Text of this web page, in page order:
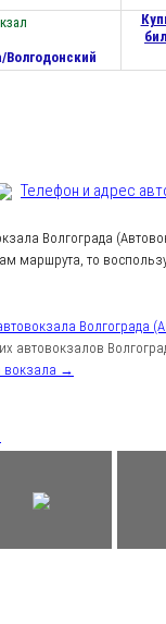
Волгодонский
Телефон и адрес
Волгограда
маршрута, то
Волгограда
автовокзалов
вокзала →